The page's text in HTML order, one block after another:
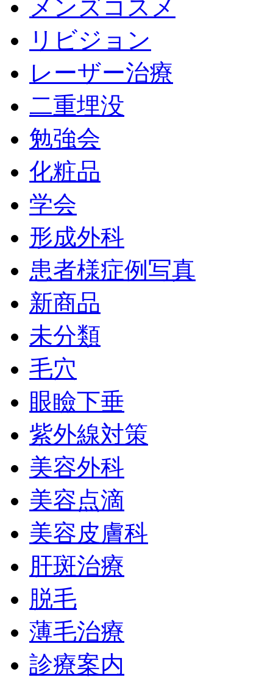
メンズコスメ
リビジョン
レーザー治療
二重埋没
勉強会
化粧品
学会
形成外科
患者様症例写真
新商品
未分類
毛穴
眼瞼下垂
紫外線対策
美容外科
美容点滴
美容皮膚科
肝斑治療
脱毛
薄毛治療
診療案内